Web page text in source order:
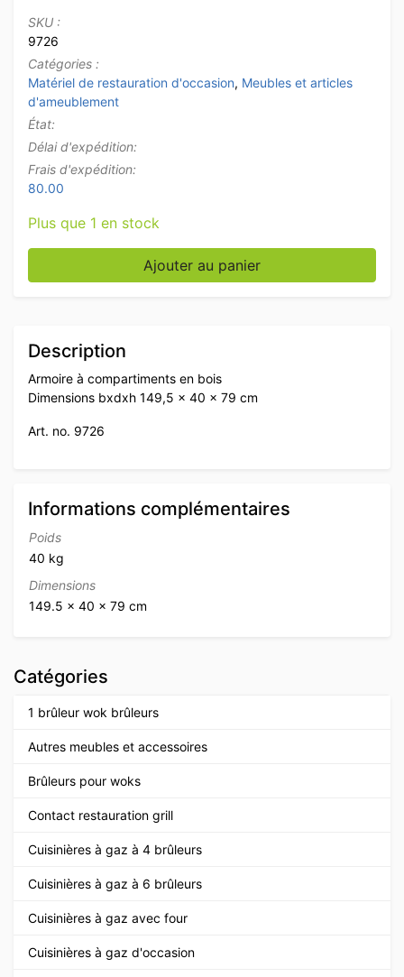
SKU :
9726
Catégories :
Matériel de restauration d'occasion, Meubles et articles
d'ameublement
État:
Délai d'expédition:
Frais d'expédition:
80.00
Plus que 1 en stock
quantité de Armoire à compartiments en bois 149,5 cm
Ajouter au panier
Description
Armoire à compartiments en bois
Dimensions bxdxh 149,5 x 40 x 79 cm
Art. no. 9726
Informations complémentaires
Poids
40 kg
Dimensions
149.5 × 40 × 79 cm
Catégories
1 brûleur wok brûleurs
Autres meubles et accessoires
Brûleurs pour woks
Contact restauration grill
Cuisinières à gaz à 4 brûleurs
Cuisinières à gaz à 6 brûleurs
Cuisinières à gaz avec four
Cuisinières à gaz d'occasion